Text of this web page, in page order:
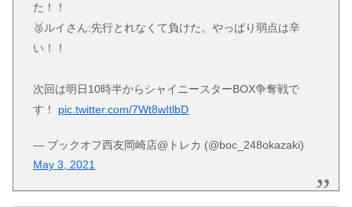
た！！
🥈ルイさん:先行とれなくて負けた。やっぱり弱点は辛
い！！
次回は明日10時半からシャイニースターBOX争奪戦で
す！ pic.twitter.com/7Wt8wItlbD
— ブックオフ西友岡崎店@トレカ (@boc_248okazaki)
May 3, 2021